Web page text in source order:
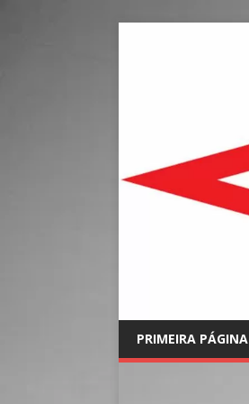
PRIMEIRA PÁGINA